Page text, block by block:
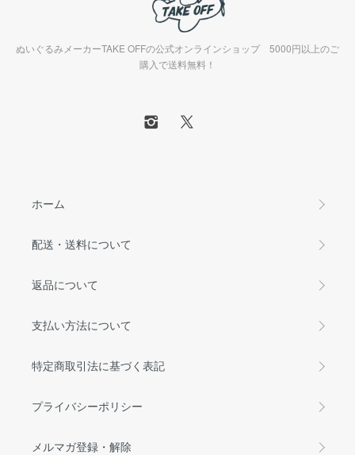
ぬいぐるみメーカーTAKE OFFの公式オンラインショップ 5000円以上のご
購入で送料無料！
ホーム
配送・送料について
返品について
支払い方法について
特定商取引法に基づく表記
プライバシーポリシー
メルマガ登録・解除